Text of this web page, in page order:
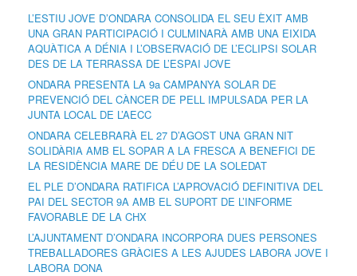
L’ESTIU JOVE D’ONDARA CONSOLIDA EL SEU ÈXIT AMB
UNA GRAN PARTICIPACIÓ I CULMINARÀ AMB UNA EIXIDA
AQUÀTICA A DÉNIA I L’OBSERVACIÓ DE L’ECLIPSI SOLAR
DES DE LA TERRASSA DE L’ESPAI JOVE
ONDARA PRESENTA LA 9a CAMPANYA SOLAR DE
PREVENCIÓ DEL CÀNCER DE PELL IMPULSADA PER LA
JUNTA LOCAL DE L’AECC
ONDARA CELEBRARÀ EL 27 D’AGOST UNA GRAN NIT
SOLIDÀRIA AMB EL SOPAR A LA FRESCA A BENEFICI DE
LA RESIDÈNCIA MARE DE DÉU DE LA SOLEDAT
EL PLE D’ONDARA RATIFICA L’APROVACIÓ DEFINITIVA DEL
PAI DEL SECTOR 9A AMB EL SUPORT DE L’INFORME
FAVORABLE DE LA CHX
L’AJUNTAMENT D’ONDARA INCORPORA DUES PERSONES
TREBALLADORES GRÀCIES A LES AJUDES LABORA JOVE I
LABORA DONA